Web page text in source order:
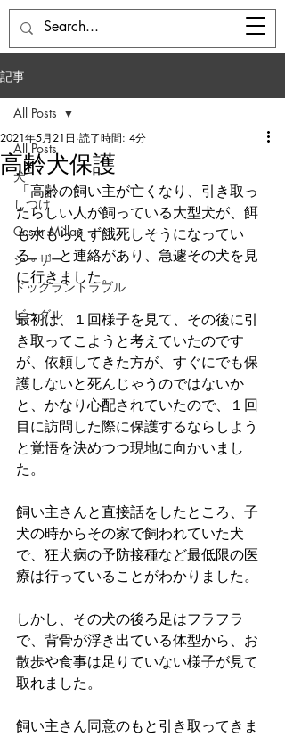
ドッグベース七国山
記事
All Posts
犬
しつけ
Cesar Millan
シーザー
ドッグラントラブル
ビーグル
All Posts
高齢犬保護
2021年5月21日 読了時間: 4分
「高齢の飼い主が亡くなり、引き取っ
たらしい人が飼っている大型犬が、餌
も水もらえず餓死しそうになってい
る。」と連絡があり、急遽その犬を見
に行きました。
最初は、１回様子を見て、その後に引
き取ってこようと考えていたのです
が、依頼してきた方が、すぐにでも保
護しないと死んじゃうのではないか
と、かなり心配されていたので、１回
目に訪問した際に保護するならしよう
と覚悟を決めつつ現地に向かいまし
た。
飼い主さんと直接話をしたところ、子
犬の時からその家で飼われていた犬
で、狂犬病の予防接種など最低限の医
療は行っていることがわかりました。
しかし、その犬の後ろ足はフラフラ
で、背骨が浮き出ている体型から、お
散歩や食事は足りていない様子が見て
取れました。
飼い主さん同意のもと引き取ってきま